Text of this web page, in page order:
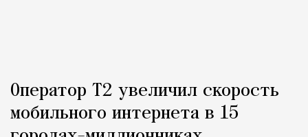
Оператор Т2 увеличил скорость
мобильного интернета в 15